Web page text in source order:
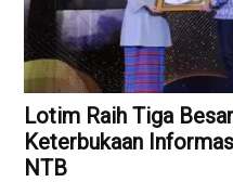
Lotim Raih Tiga
Keterbukaan
NTB